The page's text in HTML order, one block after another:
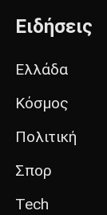
Ειδήσεις
Ελλάδα
Κόσμος
Πολιτική
Σπορ
Tech